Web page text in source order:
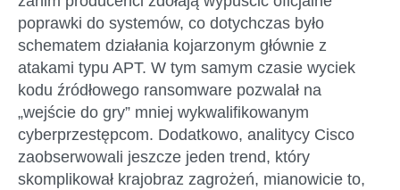
poprawki do systemów, co dotychczas było
schematem działania kojarzonym głównie z
atakami typu APT. W tym samym czasie wyciek
kodu źródłowego ransomware pozwalał na
„wejście do gry” mniej wykwalifikowanym
cyberprzestępcom. Dodatkowo, analitycy Cisco
zaobserwowali jeszcze jeden trend, który
skomplikował krajobraz zagrożeń, mianowicie to,